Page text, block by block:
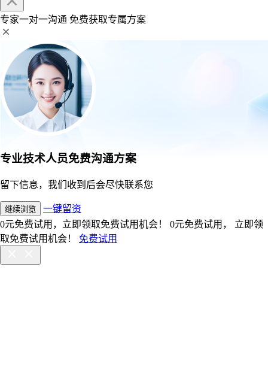
专家一对一沟通 免费获取专属方案
专业技术人员免费沟通方案
留下信息，我们收到后会尽快联系您
继续浏览
一键留资
0元免费试用，立即领取免费试用机会！
0元免费试用， 立即领
取免费试用机会！
免费试用